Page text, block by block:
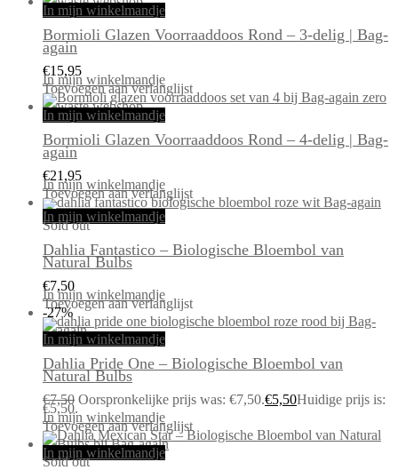
In mijn winkelmandje
Bormioli Glazen Voorraaddoos Rond – 3-delig | Bag-
again
€15,95
In mijn winkelmandje
Toevoegen aan verlanglijst
In mijn winkelmandje
Bormioli Glazen Voorraaddoos Rond – 4-delig | Bag-
again
€21,95
In mijn winkelmandje
Toevoegen aan verlanglijst
In mijn winkelmandje
Sold out
Dahlia Fantastico – Biologische Bloembol van
Natural Bulbs
€7,50
In mijn winkelmandje
Toevoegen aan verlanglijst
-27%
In mijn winkelmandje
Dahlia Pride One – Biologische Bloembol van
Natural Bulbs
€7,50 Oorspronkelijke prijs was: €7,50.€5,50Huidige prijs is:
€5,50.
In mijn winkelmandje
Toevoegen aan verlanglijst
In mijn winkelmandje
Sold out